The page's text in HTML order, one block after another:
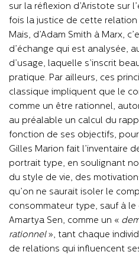
sur la réflexion d’Aristote sur
fois la justice de cette
Mais, d’Adam Smith à Marx,
d’échange qui est analysée,
d’usage, laquelle s’inscrit
pratique. Par ailleurs, ces
classique impliquent que le
comme un être rationnel,
au préalable un calcul du
fonction de ses objectifs,
Gilles Marion fait l’inventaire
portrait type, en soulignant
du style de vie, des
qu’on ne saurait isoler le
consommateur type, sauf à le
Amartya Sen, comme un «
rationnel», tant chaque
de relations qui influencent